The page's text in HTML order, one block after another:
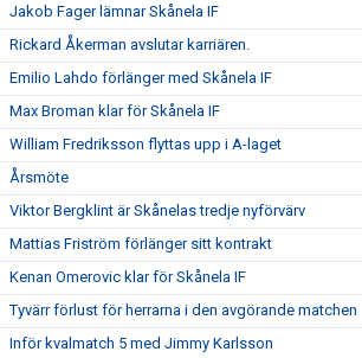
Jakob Fager lämnar Skånela IF
Rickard Åkerman avslutar karriären.
Emilio Lahdo förlänger med Skånela IF
Max Broman klar för Skånela IF
William Fredriksson flyttas upp i A-laget
Årsmöte
Viktor Bergklint är Skånelas tredje nyförvärv
Mattias Friström förlänger sitt kontrakt
Kenan Omerovic klar för Skånela IF
Tyvärr förlust för herrarna i den avgörande matchen
Inför kvalmatch 5 med Jimmy Karlsson